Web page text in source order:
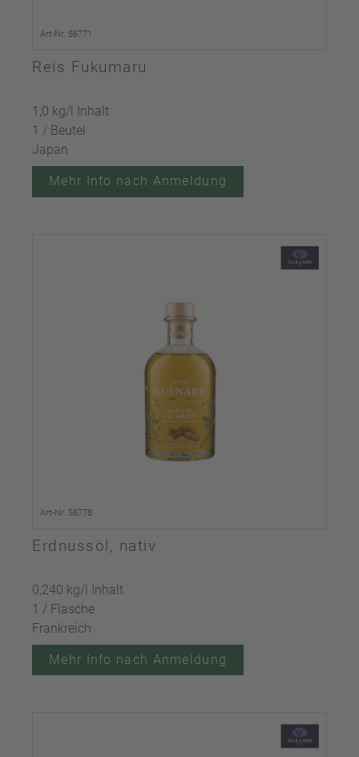
Art-Nr. 56771
Reis Fukumaru
1,0 kg/l Inhalt
1 / Beutel
Japan
Mehr Info nach Anmeldung
Art-Nr. 56778
Erdnussöl, nativ
0,240 kg/l Inhalt
1 / Flasche
Frankreich
Mehr Info nach Anmeldung